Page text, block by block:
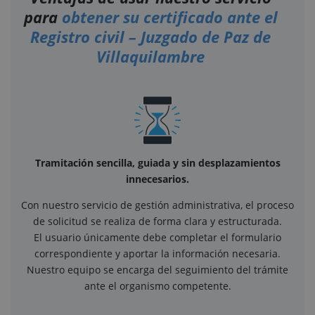
para obtener su certificado ante el
Registro civil – Juzgado de Paz de
Villaquilambre
Tramitación sencilla, guiada y sin desplazamientos
innecesarios.
Con nuestro servicio de gestión administrativa, el proceso
de solicitud se realiza de forma clara y estructurada.
El usuario únicamente debe completar el formulario
correspondiente y aportar la información necesaria.
Nuestro equipo se encarga del seguimiento del trámite
ante el organismo competente.